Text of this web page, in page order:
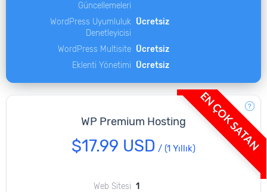
Güncellemeleri
WordPress Uyumluluk
Denetleyicisi
Ücretsiz
WordPress Multisite Ücretsiz
Eklenti Yönetimi
Ücretsiz
EN ÇOK SATAN
WP Premium Hosting
$17.99 USD / (1 Yıllık)
Web Sitesi 1